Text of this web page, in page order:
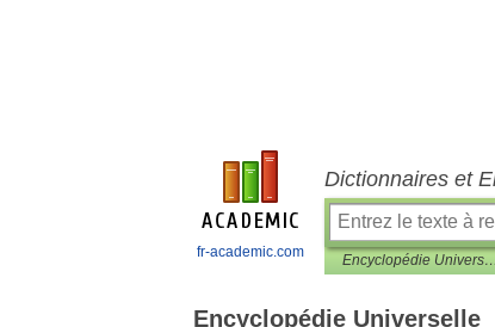
fr-academic.com
Dictionnaires et
Encyclopédie Universelle
Encyclopédie Universelle